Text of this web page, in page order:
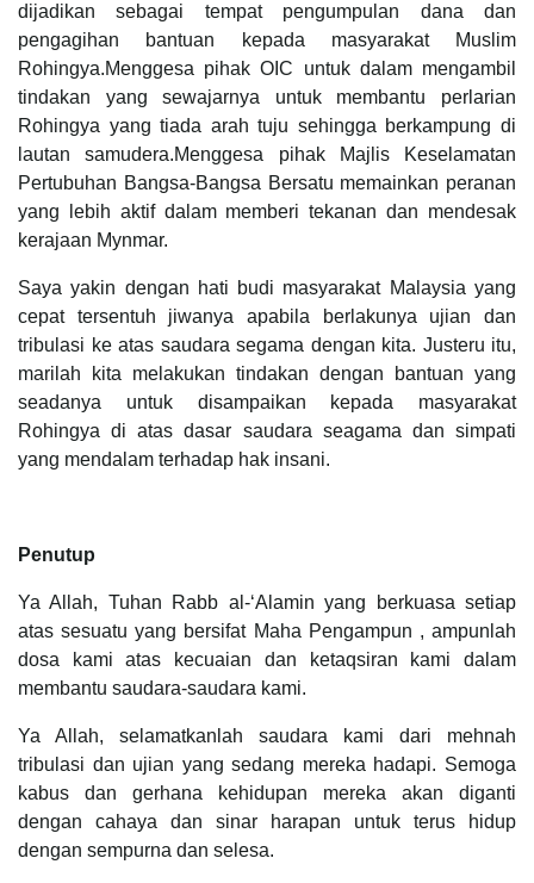
dijadikan sebagai tempat pengumpulan dana dan
pengagihan bantuan kepada masyarakat Muslim
Rohingya.Menggesa pihak OIC untuk dalam mengambil
tindakan yang sewajarnya untuk membantu perlarian
Rohingya yang tiada arah tuju sehingga berkampung di
lautan samudera.Menggesa pihak Majlis Keselamatan
Pertubuhan Bangsa-Bangsa Bersatu memainkan peranan
yang lebih aktif dalam memberi tekanan dan mendesak
kerajaan Mynmar.
Saya yakin dengan hati budi masyarakat Malaysia yang
cepat tersentuh jiwanya apabila berlakunya ujian dan
tribulasi ke atas saudara segama dengan kita. Justeru itu,
marilah kita melakukan tindakan dengan bantuan yang
seadanya untuk disampaikan kepada masyarakat
Rohingya di atas dasar saudara seagama dan simpati
yang mendalam terhadap hak insani.
Penutup
Ya Allah, Tuhan Rabb al-‘Alamin yang berkuasa setiap
atas sesuatu yang bersifat Maha Pengampun , ampunlah
dosa kami atas kecuaian dan ketaqsiran kami dalam
membantu saudara-saudara kami.
Ya Allah, selamatkanlah saudara kami dari mehnah
tribulasi dan ujian yang sedang mereka hadapi. Semoga
kabus dan gerhana kehidupan mereka akan diganti
dengan cahaya dan sinar harapan untuk terus hidup
dengan sempurna dan selesa.